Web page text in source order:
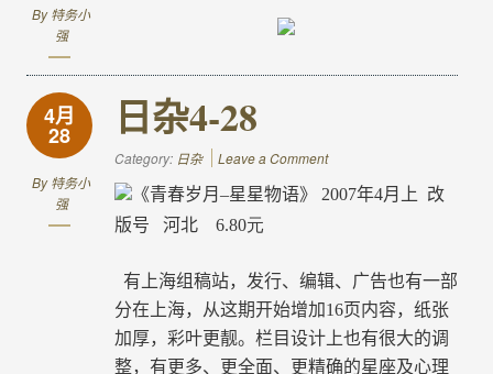
By特务小
强
4月
28
By特务小
强
日杂4-28
Category: 日杂
Leave a Comment
《青春岁月 –星星物语》 2007年4月上
改
版号
河北 6.80元
有上海组稿站，发行、编辑、广告也有一部
分在上海，从这期开始增加16页内容，纸张
加厚，彩叶更靓。栏目设计上也有很大的调
整，有更多、更全面、更精确的星座及心理